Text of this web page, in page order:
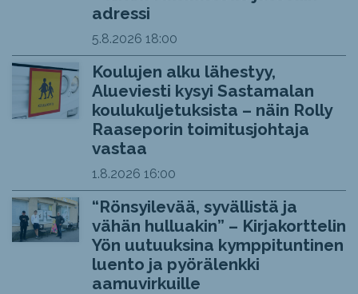
adressi
5.8.2026 18:00
Koulujen alku lähestyy,
Alueviesti kysyi Sastamalan
koulukuljetuksista – näin Rolly
Raaseporin toimitusjohtaja
vastaa
1.8.2026 16:00
“Rönsyilevää, syvällistä ja
vähän hulluakin” – Kirjakorttelin
Yön uutuuksina kymppituntinen
luento ja pyörälenkki
aamuvirkuille